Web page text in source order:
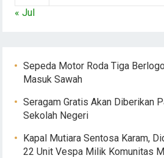
« Jul
Sepeda Motor Roda Tiga
Masuk Sawah
Seragam Gratis Akan Diberikan
Sekolah Negeri
Kapal Mutiara Sentosa Karam,
22 Unit Vespa Milik Komunitas